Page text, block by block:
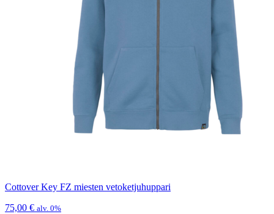
Cottover Key FZ miesten vetoketjuhuppari
75,00 € alv. 0%